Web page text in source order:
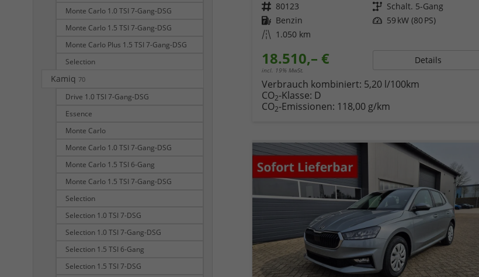
Fahrzeugnr. 80123 Getriebe Schalt. 5-Gang
Kraftstoff Benzin Leistung 59 kW (80 PS)
Kilometerstand 1.050 km
18.510,– €
incl. 19% MwSt.
Details
Verbrauch kombiniert: 5,20 l/100km
CO2-Klasse: D
CO2-Emissionen: 118,00 g/km
Monte Carlo 1.0 TSI 7-Gang-DSG
Monte Carlo 1.5 TSI 7-Gang-DSG
Monte Carlo Plus 1.5 TSI 7-Gang-DSG
Selection
Kamiq 70
Drive 1.0 TSI 7-Gang-DSG
Essence
Monte Carlo
Monte Carlo 1.0 TSI 7-Gang-DSG
Monte Carlo 1.5 TSI 6-Gang
Monte Carlo 1.5 TSI 7-Gang-DSG
Selection
Selection 1.0 TSI 7-DSG
Selection 1.0 TSI 7-Gang-DSG
Selection 1.5 TSI 6-Gang
Selection 1.5 TSI 7-DSG